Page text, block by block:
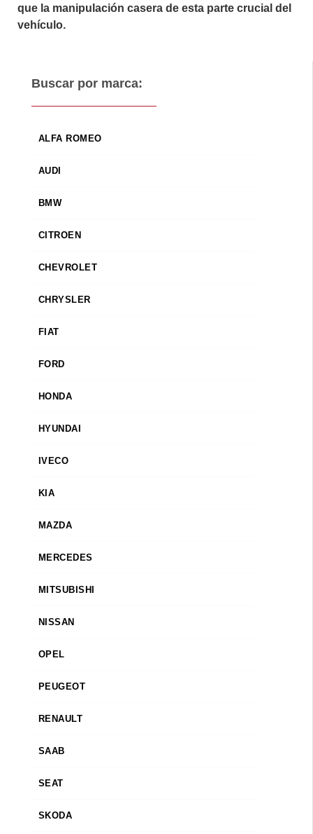
Buscar por marca:
ALFA ROMEO
AUDI
BMW
CITROEN
CHEVROLET
CHRYSLER
FIAT
FORD
HONDA
HYUNDAI
IVECO
KIA
MAZDA
MERCEDES
MITSUBISHI
NISSAN
OPEL
PEUGEOT
RENAULT
SAAB
SEAT
SKODA
que la manipulación casera de esta parte crucial del
vehículo.